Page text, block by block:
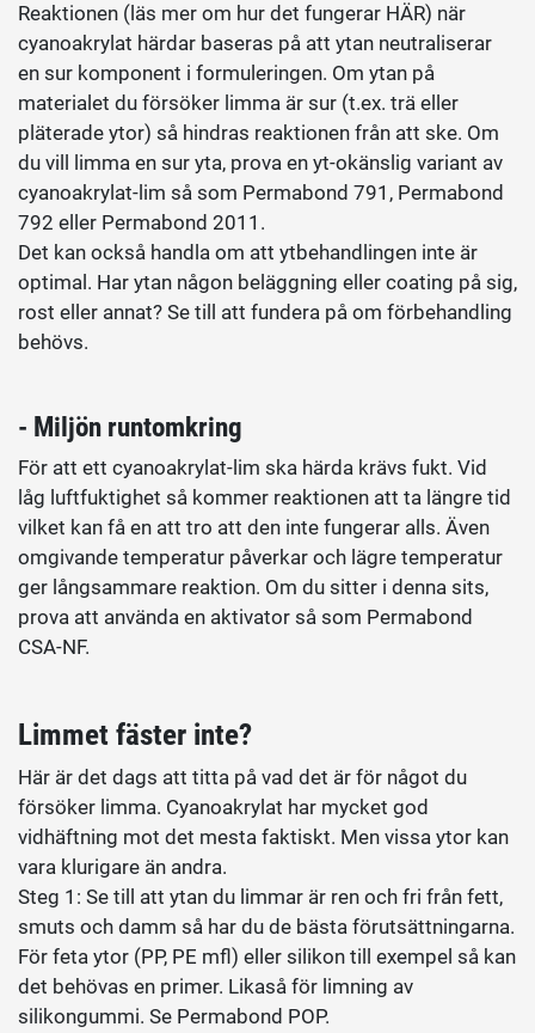
Reaktionen (läs mer om hur det fungerar HÄR) när
cyanoakrylat härdar baseras på att ytan neutraliserar
en sur komponent i formuleringen. Om ytan på
materialet du försöker limma är sur (t.ex. trä eller
pläterade ytor) så hindras reaktionen från att ske. Om
du vill limma en sur yta, prova en yt-okänslig variant av
cyanoakrylat-lim så som Permabond 791, Permabond
792 eller Permabond 2011.
Det kan också handla om att ytbehandlingen inte är
optimal. Har ytan någon beläggning eller coating på sig,
rost eller annat? Se till att fundera på om förbehandling
behövs.
- Miljön runtomkring
För att ett cyanoakrylat-lim ska härda krävs fukt. Vid
låg luftfuktighet så kommer reaktionen att ta längre tid
vilket kan få en att tro att den inte fungerar alls. Även
omgivande temperatur påverkar och lägre temperatur
ger långsammare reaktion. Om du sitter i denna sits,
prova att använda en aktivator så som Permabond
CSA-NF.
Limmet fäster inte?
Här är det dags att titta på vad det är för något du
försöker limma. Cyanoakrylat har mycket god
vidhäftning mot det mesta faktiskt. Men vissa ytor kan
vara klurigare än andra.
Steg 1: Se till att ytan du limmar är ren och fri från fett,
smuts och damm så har du de bästa förutsättningarna.
För feta ytor (PP, PE mfl) eller silikon till exempel så kan
det behövas en primer. Likaså för limning av
silikongummi. Se Permabond POP.